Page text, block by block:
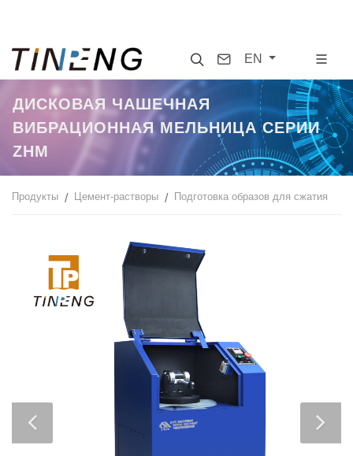
SearchContact
EN
ДИСКОВАЯ ЧАШЕЧНАЯ
ВИБРАЦИОННАЯ МЕЛЬНИЦА СЕРИИ
ZHM
Продукты Цемент-растворы Подготовка образов для сжатия